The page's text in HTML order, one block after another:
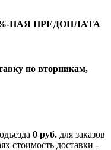
НАЯ ПРЕДОПЛАТА
по вторникам,
0 руб. для заказов
стоимость доставки -